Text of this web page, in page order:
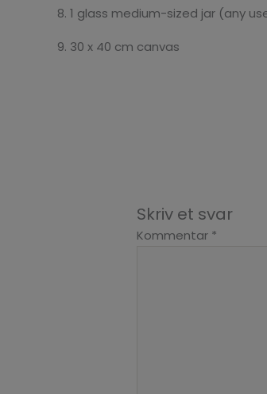
8. 1 glass medium-sized jar (any
9. 30 x 40 cm canvas
Skriv et svar
Kommentar *